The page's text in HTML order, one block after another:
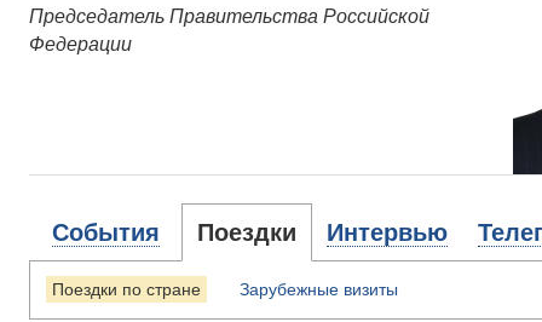
Председатель Правительства Российской
Федерации
События Поездки Интервью
Поездки по стране Зарубежные визиты